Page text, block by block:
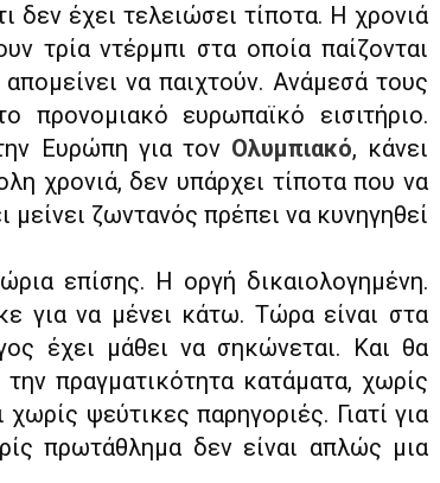
δεν έχει τελειώσει τίποτα. Η χρονιά
τρία ντέρμπι στα οποία παίζονται
να παιχτούν. Ανάμεσά τους
ευρωπαϊκό εισιτήριο.
Ευρώπη για τον Ολυμπιακό, κάνει
χρονιά, δεν υπάρχει τίποτα που να
ζωντανός πρέπει να κυνηγηθεί
επίσης. Η οργή δικαιολογημένη.
για να μένει κάτω. Τώρα είναι στα
έχει μάθει να σηκώνεται. Και θα
πραγματικότητα κατάματα, χωρίς
ψεύτικες παρηγοριές. Γιατί για
πρωτάθλημα δεν είναι απλώς μια